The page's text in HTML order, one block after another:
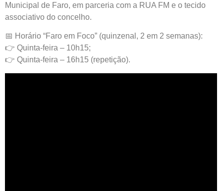
Municipal de Faro, em parceria com a RUA FM e o tecido
associativo do concelho.
📅 Horário “Faro em Foco” (quinzenal, 2 em 2 semanas):
👉 Quinta-feira – 10h15;
👉 Quinta-feira – 16h15 (repetição).